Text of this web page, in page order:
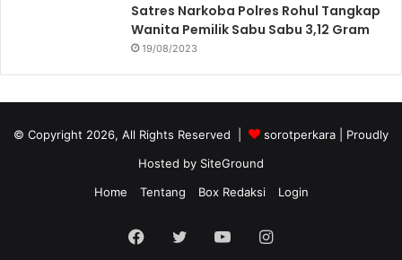
Satres Narkoba Polres Rohul Tangkap
Wanita Pemilik Sabu Sabu 3,12 Gram
19/08/2023
© Copyright 2026, All Rights Reserved | sorotperkara
| Proudly
Hosted by SiteGround
Home
Tentang Box Redaksi Login
Facebook
TwitterYouTubeInstagram